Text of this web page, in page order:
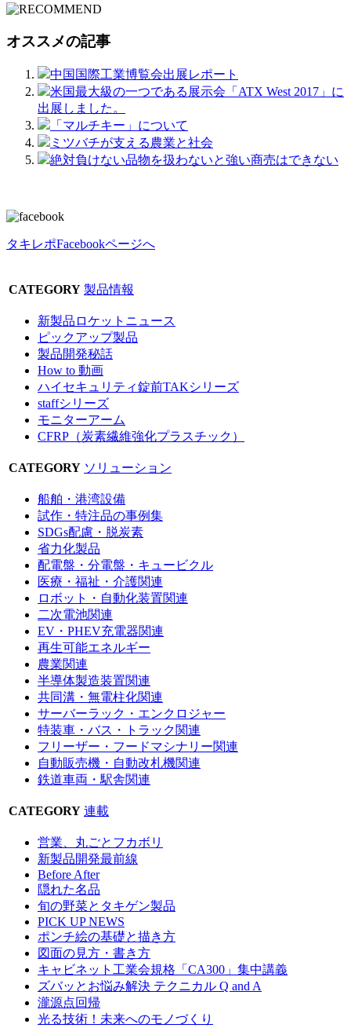
オススメの記事
中国国際工業博覧会出展レポート
米国最大級の一つである展示会「ATX West 2017」に
出展しました。
「マルチキー」について
ミツバチが支える農業と社会
絶対負けない品物を扱わないと強い商売はできない
タキレポFacebookページへ
CATEGORY 製品情報
新製品ロケットニュース
ピックアップ製品
製品開発秘話
How to 動画
ハイセキュリティ錠前TAKシリーズ
staffシリーズ
モニターアーム
CFRP（炭素繊維強化プラスチック）
CATEGORY ソリューション
船舶・港湾設備
試作・特注品の事例集
SDGs配慮・脱炭素
省力化製品
配電盤・分電盤・キュービクル
医療・福祉・介護関連
ロボット・自動化装置関連
二次電池関連
EV・PHEV充電器関連
再生可能エネルギー
農業関連
半導体製造装置関連
共同溝・無電柱化関連
サーバーラック・エンクロジャー
特装車・バス・トラック関連
フリーザー・フードマシナリー関連
自動販売機・自動改札機関連
鉄道車両・駅舎関連
CATEGORY 連載
営業、丸ごとフカボリ
新製品開発最前線
Before After
隠れた名品
旬の野菜とタキゲン製品
PICK UP NEWS
ポンチ絵の基礎と描き方
図面の見方・書き方
キャビネット工業会規格「CA300」集中講義
ズバッとお悩み解決 テクニカル Q and A
瀧源点回帰
光る技術！未来へのモノづくり